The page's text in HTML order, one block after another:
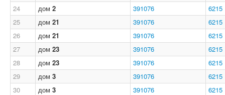
24
дом 2 391076
6215
25
дом 21 391076
6215
26
дом 21 391076
6215
27
дом 23 391076
6215
28
дом 23 391076
6215
29
дом 3 391076
6215
30
дом 3 391076
6215